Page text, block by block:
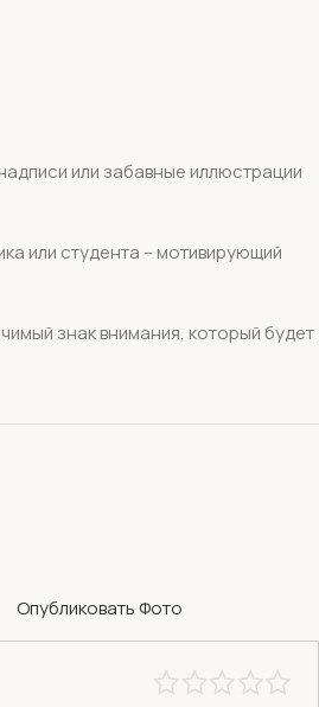
или забавные иллюстрации
или студента – мотивирующий
знак внимания, который будет
Опубликовать Фото